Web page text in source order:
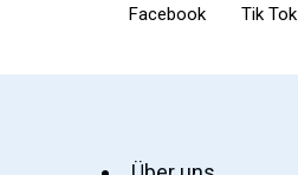
Facebook Tik Tok